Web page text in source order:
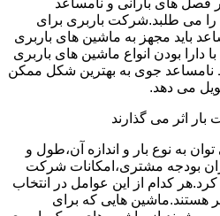
می طلبد.شرکت باربری برای
باید مجهز به ماشین های باربری
دارا بودن انواع ماشین های باربری
جوی به بهترین شکل ممکن
می دهد.
بار اثر می گذارند
به نوع بار و اندازه آن،طول و
بودجه مشتری،امکانات شرکت
کدام از این عوامل در انتخاب
هستند.ماشین هایی که برای